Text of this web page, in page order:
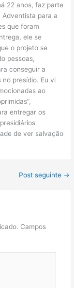
22 anos, faz parte
Adventista para a
que foram
ele se
o projeto se
pessoas,
conseguir a
presídio. Eu vi
ao
entregar os
de ver salvação
Post seguinte →
Campos